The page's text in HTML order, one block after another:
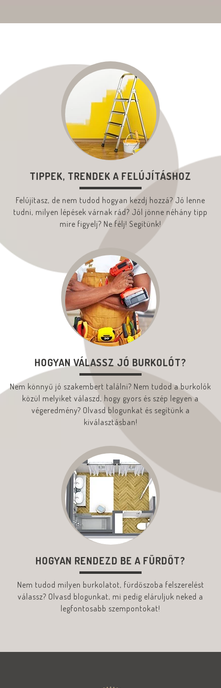
TIPPEK, TRENDEK A FELÚJÍTÁSHOZ
Felújítasz, de nem tudod hogyan kezdj hozzá? Jó lenne
tudni, milyen lépések várnak rád? Jól jönne néhány tipp
mire figyelj? Ne félj! Segítünk!
HOGYAN VÁLASSZ JÓ BURKOLÓT?
Nem könnyű jó szakembert találni? Nem tudod a burkolók
közül melyiket válaszd, hogy gyors és szép legyen a
végeredmény? Olvasd blogunkat és segítünk a
kiválasztásban!
HOGYAN RENDEZD BE A FÜRDŐT?
Nem tudod milyen burkolatot, fürdőszoba felszerelést
válassz? Olvasd blogunkat, mi pedig eláruljuk neked a
legfontosabb szempontokat!